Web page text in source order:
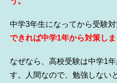
中学3年生になってから受験対
できれば中学1年から対策しま
なぜなら、高校受験は中学1
す。人間なので、勉強しない